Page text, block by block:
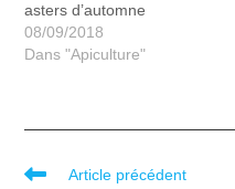
asters d’automne
08/09/2018
Dans "Apiculture"
Article précédent